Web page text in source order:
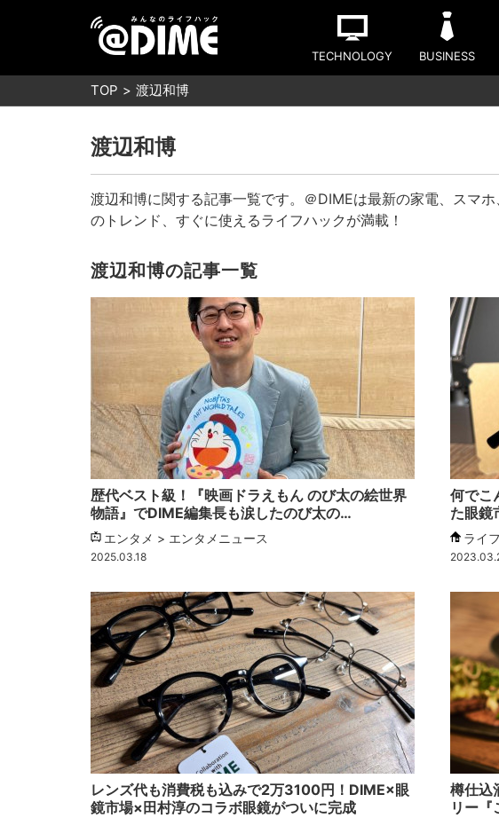
TECHNOLOGY BUSINESS
TOP 渡辺和博
渡辺和博
渡辺和博に関する記事一覧です。＠DIMEは最新の家電、スマ
のトレンド、すぐに使えるライフハックが満載！
渡辺和博の記事一覧
歴代ベスト級！『映画ドラえもん のび太の絵世界
物語』でDIME編集長も涙したのび太の…
エンタメ > エンタメニュース
2025.03.18
何でこ
た眼鏡
ライ
レンズ代も消費税も込みで2万3100円！DIME×眼
鏡市場×田村淳のコラボ眼鏡がついに完成
樽仕込
リー